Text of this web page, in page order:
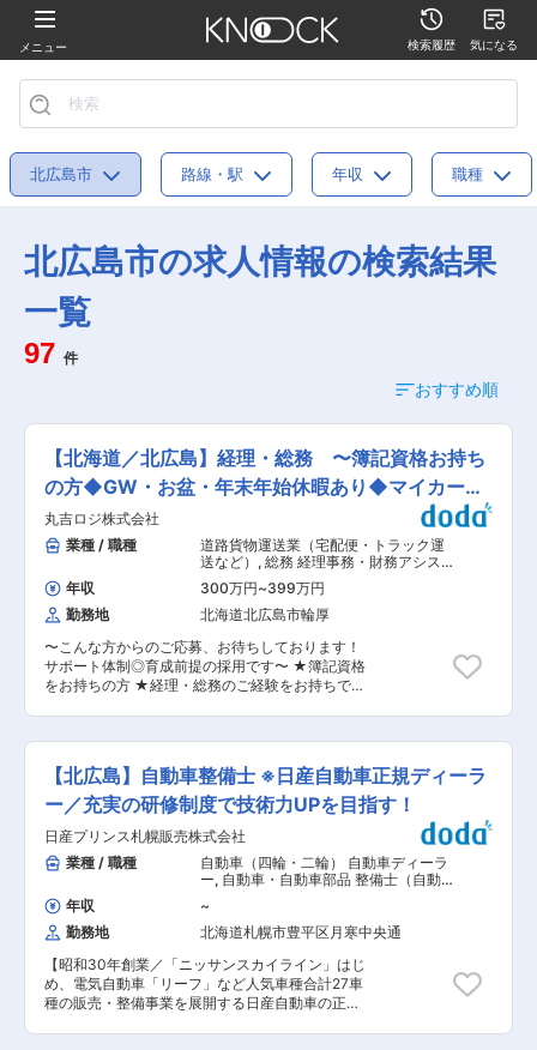
メニュー 検索履歴 気になる
北広島市 路線・駅 年収 職種
北広島市の求人情報の検索結果
一覧
97 件
おすすめ順
【北海道／北広島】経理・総務 〜簿記資格お持ち
の方◆GW・お盆・年末年始休暇あり◆マイカー通
勤可
丸吉ロジ株式会社
業種 / 職種
道路貨物運送業（宅配便・トラック運
送など） , 総務 経理事務・財務アシス
タント
年収 300万円~399万円
勤務地
北海道北広島市輪厚
〜こんな方からのご応募、お待ちしております！
サポート体制◎育成前提の採用です〜 ★簿記資格
をお持ちの方 ★経理・総務のご経験をお持ちで業
て経理・総務業務をお任せします。 豊富な経験・
知識を持つ先輩スタッフが近くにおりますので分
からないことがあればすぐにフォローできる環境
です。 ■業務詳細： ◇経理業務 会計システムへ
の入力、支払・決算業務、入金・在庫管理、経理
指導（他営業所）、税理士とのやり取りなど ◇総
務業務 法務業務、社会保険、法人登記、危機・車
両・人事管理、採用活動、弁護士・社労士とのや
り取りなど ◇その他 室内清掃、電話・来客応対
など ※将来的にはバックヤード全般のマネジメン
ト業務をご担当いただく予定です ※会計ソフトを
使用します。 ■入社後について： 入社後のサポ
ート体制も万全です。まずは当社の職場環境に慣
れていただくために簡単な業務からスタートしま
す。来客の受付や電話対応などから始めていただ
き徐々に経理補佐業務をお教えしていきます。経
【北広島】自動車整備士 ※日産自動車正規ディーラ
ー／充実の研修制度で技術力UPを目指す！
日産プリンス札幌販売株式会社
業種 / 職種
自動車（四輪・二輪） 自動車ディーラ
ー, 自動車・自動車部品 整備士（自動
年収
~
勤務地
北海道札幌市豊平区月寒中央通
【昭和30年創業／「ニッサンスカイライン」はじ
め、電気自動車「リーフ」など人気車種合計27車
種の販売・整備事業を展開する日産自動車の正規